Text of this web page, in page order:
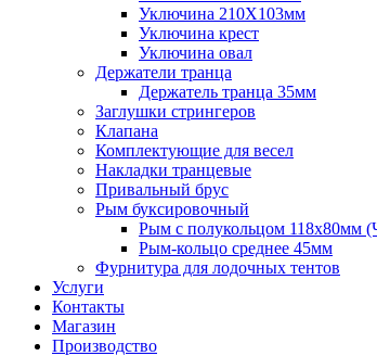
Уключина 210Х103мм
Уключина крест
Уключина овал
Держатели транца
Держатель транца 35мм
Заглушки стрингеров
Клапана
Комплектующие для весел
Накладки транцевые
Привальный брус
Рым буксировочный
Рым с полукольцом 118х80мм
Рым-кольцо среднее 45мм
Фурнитура для лодочных тентов
Услуги
Контакты
Магазин
Производство